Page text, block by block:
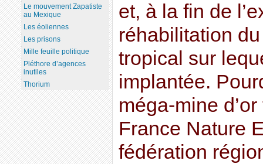
et, à la fin de
réhabilitation
tropical sur
implantée.
méga-mine
France Nature
fédération
Le mouvement Zapatiste
au Mexique
Les éoliennes
Les prisons
Mille feuille politique
Pléthore d’agences
inutiles
Thorium